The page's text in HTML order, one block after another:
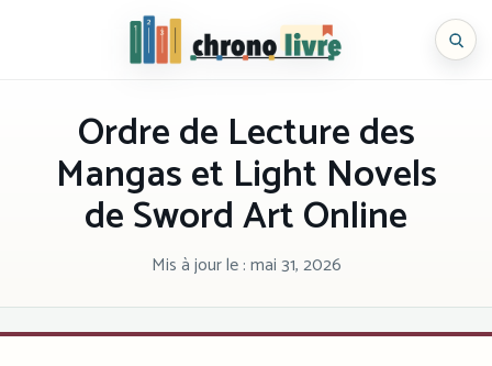
Chronolivre
Ordre de Lecture des
Mangas et Light Novels
de Sword Art Online
Mis à jour le :mai 31, 2026